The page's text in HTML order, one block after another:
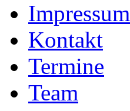
Impressum
Kontakt
Termine
Team